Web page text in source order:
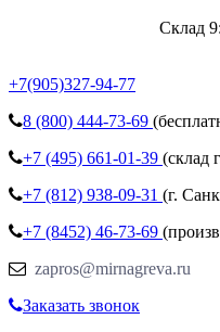
Склад
+7(905)327-94-77
8 (800) 444-73-69
+7 (495) 661-01-39 (склад
+7 (812) 938-09-31 (г.
+7 (8452) 46-73-69
zapros@mirnagreva.ru
Заказать звонок